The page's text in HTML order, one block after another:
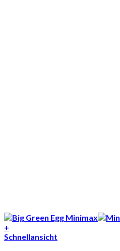
+
Schnellansicht